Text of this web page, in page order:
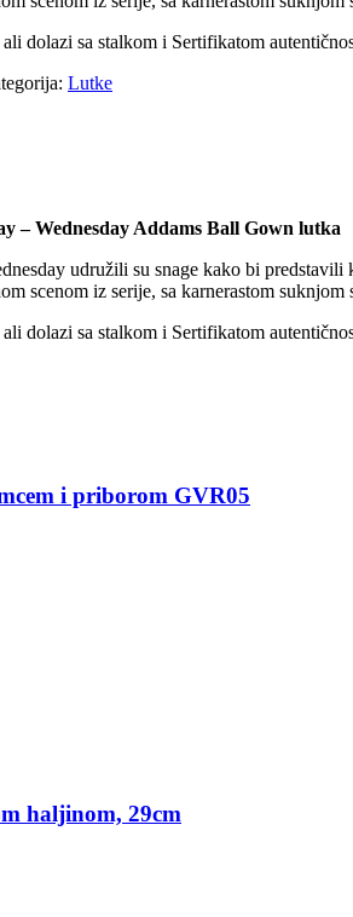
dolazi sa stalkom i Sertifikatom
Lutke
– Wednesday Addams Ball Gown lutka
udružili su snage kako bi
scenom iz serije, sa karnerastom suknjom
dolazi sa stalkom i Sertifikatom
i priborom GVR05
haljinom, 29cm